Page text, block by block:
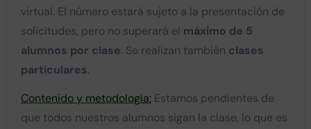
virtual. El número estará sujeto a la presentación de
solicitudes, pero no superará el máximo de 5
alumnos por clase. Se realizan también clases
particulares.
Contenido y metodología:Estamos pendientes de
que todos nuestros alumnos sigan la clase, lo que es